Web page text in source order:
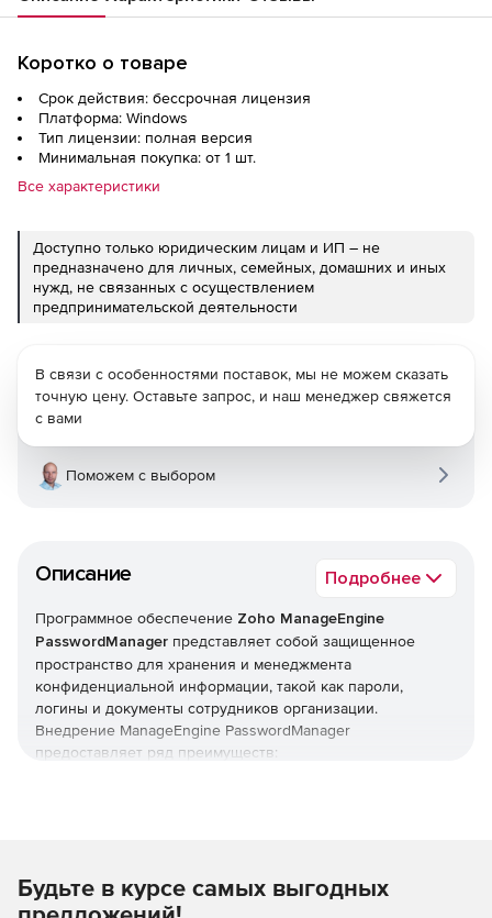
Коротко о товаре
Срок действия: бессрочная лицензия
Платформа: Windows
Тип лицензии: полная версия
Минимальная покупка: от 1 шт.
Все характеристики
Доступно только юридическим лицам и ИП – не
предназначено для личных, семейных, домашних и иных
нужд, не связанных с осуществлением
предпринимательской деятельности
Описание Подробнее
Программное обеспечение Zoho ManageEngine
PasswordManager представляет собой защищенное
пространство для хранения и менеджмента
конфиденциальной информации, такой как пароли,
логины и документы сотрудников организации.
Внедрение ManageEngine PasswordManager
предоставляет ряд преимуществ:
Повышение IT-продуктивности благодаря
В связи с особенностями поставок, мы не можем сказать
точную цену. Оставьте запрос, и наш менеджер свяжется
с вами
Поможем с выбором
Будьте в курсе самых выгодных